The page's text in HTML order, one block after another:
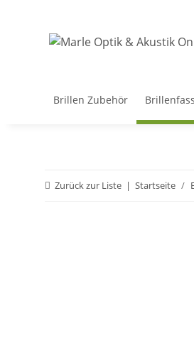
Brillen Zubehör
Zurück zur Liste Startseite